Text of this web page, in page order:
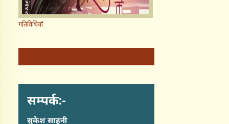
गतिविधियाँ
सम्पर्क:-
सुकेश साहनी